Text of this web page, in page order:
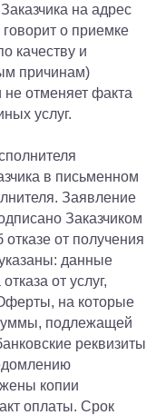
на адрес
о приемке
качеству и
причинам)
не отменяет факта
услуг.
в письменном
Заявление
Заказчиком
от получения
данные
от услуг,
на которые
подлежащей
реквизиты
копии
оплаты. Срок